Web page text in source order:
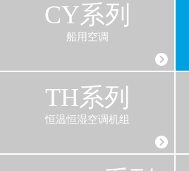
CY系列
船用空调
TH系列
恒温恒湿空调机组